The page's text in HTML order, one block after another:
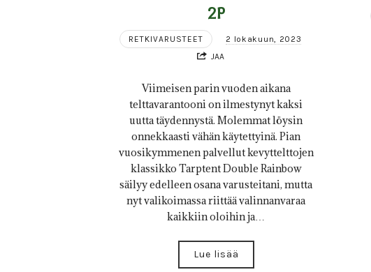
2P
RETKIVARUSTEET
2 lokakuun, 2023
JAA
Viimeisen parin vuoden aikana
telttavarantooni on ilmestynyt kaksi
uutta täydennystä. Molemmat löysin
onnekkaasti vähän käytettyinä. Pian
vuosikymmenen palvellut kevyttelttojen
klassikko Tarptent Double Rainbow
säilyy edelleen osana varusteitani, mutta
nyt valikoimassa riittää valinnanvaraa
kaikkiin oloihin ja…
Lue lisää